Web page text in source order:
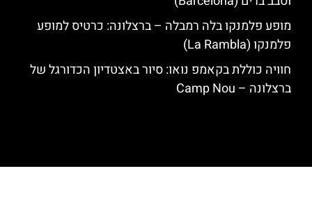
מופע פלמנקו בלה רמבלה – ברצלונה: כרטיס למופע
פלמנקו (La Rambla)
חוויה כוללת בקאמפ נואו: סיור באצטדיון הכדורגל של
ברצלונה – Camp Nou